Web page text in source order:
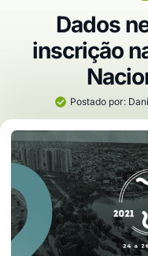
Dados
inscrição
Postado por: